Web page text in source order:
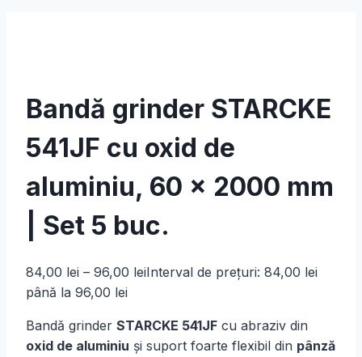
Bandă grinder STARCKE
541JF cu oxid de
aluminiu, 60 × 2000 mm
| Set 5 buc.
84,00 lei – 96,00 leiInterval de prețuri: 84,00 lei
până la 96,00 lei
Bandă grinder STARCKE 541JF cu abraziv din
oxid de aluminiu și suport foarte flexibil din pânză